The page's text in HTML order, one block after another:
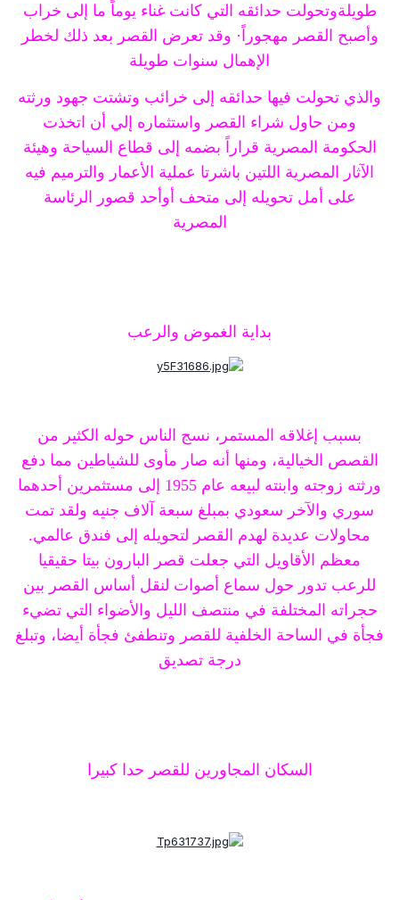
طويلةوتحولت حدائقه التي كانت غناء يوماً ما إلى خراب
وأصبح القصر مهجوراً· وقد تعرض القصر بعد ذلك لخطر
الإهمال سنوات طويلة
والذي تحولت فيها حدائقه إلى خرائب وتشتت جهود ورثته
ومن حاول شراء القصر واستثماره إلي أن اتخذت
الحكومة المصرية قراراً بضمه إلى قطاع السياحة وهيئة
الآثار المصرية اللتين باشرتا عملية الأعمار والترميم فيه
على أمل تحويله إلى متحف أوأحد قصور الرئاسة
المصرية
بداية الغموض والرعب
بسبب إغلاقه المستمر، نسج الناس حوله الكثير من
القصص الخيالية، ومنها أنه صار مأوى للشياطين مما دفع
ورثته زوجته وابنته لبيعه عام 1955 إلى مستثمرين أحدهما
سوري والآخر سعودي بمبلغ سبعة آلاف جنيه ولقد تمت
محاولات عديدة لهدم القصر لتحويله إلى فندق عالمي.
معظم الأقاويل التي جعلت قصر البارون بيتا حقيقيا
للرعب تدور حول سماع أصوات لنقل أساس القصر بين
حجراته المختلفة في منتصف الليل والأضواء التي تضيء
فجأة في الساحة الخلفية للقصر وتنطفئ فجأة أيضا، وتبلغ
درجة تصديق
السكان المجاورين للقصر حدا كبيرا